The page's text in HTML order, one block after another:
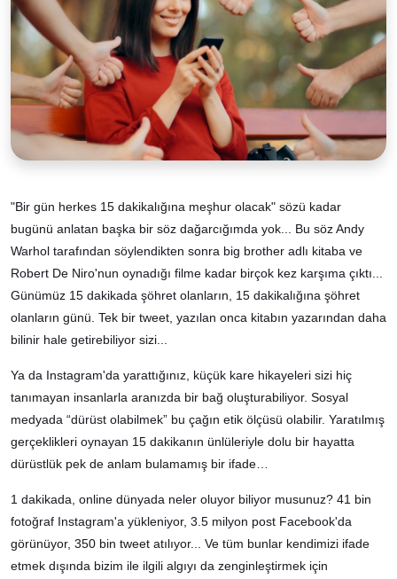
"Bir gün herkes 15 dakikalığına meşhur olacak" sözü kadar
bugünü anlatan başka bir söz dağarcığımda yok... Bu söz Andy
Warhol tarafından söylendikten sonra big brother adlı kitaba ve
Robert De Niro'nun oynadığı filme kadar birçok kez karşıma çıktı...
Günümüz 15 dakikada şöhret olanların, 15 dakikalığına şöhret
olanların günü. Tek bir tweet, yazılan onca kitabın yazarından daha
bilinir hale getirebiliyor sizi...
Ya da Instagram'da yarattığınız, küçük kare hikayeleri sizi hiç
tanımayan insanlarla aranızda bir bağ oluşturabiliyor. Sosyal
medyada “dürüst olabilmek” bu çağın etik ölçüsü olabilir. Yaratılmış
gerçeklikleri oynayan 15 dakikanın ünlüleriyle dolu bir hayatta
dürüstlük pek de anlam bulamamış bir ifade…
1 dakikada, online dünyada neler oluyor biliyor musunuz? 41 bin
fotoğraf Instagram'a yükleniyor, 3.5 milyon post Facebook'da
görünüyor, 350 bin tweet atılıyor... Ve tüm bunlar kendimizi ifade
etmek dışında bizim ile ilgili algıyı da zenginleştirmek için